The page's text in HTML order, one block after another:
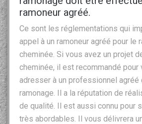
ramoneur agréé.
Ce sont les réglementations qui
appel à un ramoneur agréé pour le
cheminée. Si vous avez un projet
cheminée, il est recommandé pour
adresser à un professionnel agréé
ramonage. Il a la réputation de
de qualité. Il est aussi connu pour
très abordables. Il vous délivrera